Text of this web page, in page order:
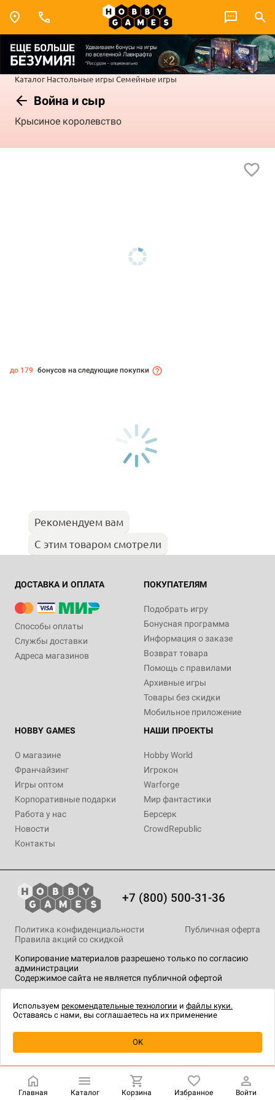
Каталог Настольные игры Семейные игры
Война и сыр
Крысиное королевство
Уведомить о наличии
до 179 бонусов на следующие покупки
Рекомендуем вам
С этим товаром смотрели
ДОСТАВКА И ОПЛАТА
Способы оплаты
Службы доставки
Адреса магазинов
ПОКУПАТЕЛЯМ
Подобрать игру
Бонусная программа
Информация о заказе
Возврат товара
Помощь с правилами
Архивные игры
Товары без скидки
Мобильное приложение
HOBBY GAMES
О магазине
Франчайзинг
Игры оптом
Корпоративные подарки
Работа у нас
Новости
Контакты
НАШИ ПРОЕКТЫ
Hobby World
Игрокон
Warforge
Мир фантастики
Берсерк
CrowdRepublic
+7 (800) 500-31-36
Копирование материалов разрешено только по согласию
администрации
Содержимое сайта не является публичной офертой
Политика конфиденциальности
Публичная оферта
Правила акций со скидкой
технологии.
Главная Каталог Корзина Избранное Войти
Используем рекомендательные технологии и файлы куки.
Оставаясь с нами, вы соглашаетесь на их применение
OK